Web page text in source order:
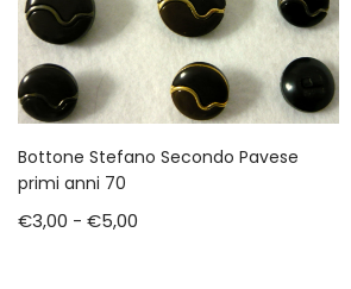
Bottone Stefano Secondo Pavese
primi anni 70
€3,00 - €5,00